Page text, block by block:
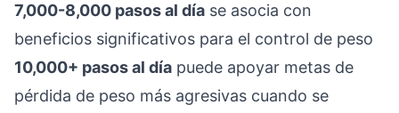
7,000-8,000 pasos al día se asocia con
beneficios significativos para el control de peso
10,000+ pasos al día puede apoyar metas de
pérdida de peso más agresivas cuando se